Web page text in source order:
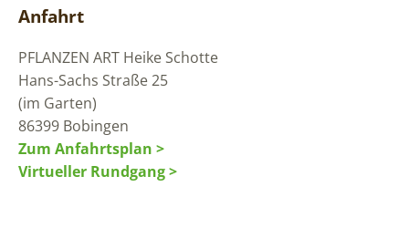
Anfahrt
PFLANZEN ART Heike Schotte
Hans-Sachs Straße 25
(im Garten)
86399 Bobingen
Zum Anfahrtsplan >
Virtueller Rundgang >